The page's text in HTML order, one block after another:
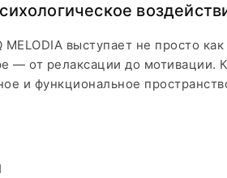
MELODIA выступает не просто
— от релаксации до мотивации.
и функциональное